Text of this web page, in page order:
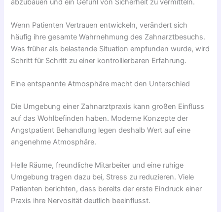
Wenn Patienten Vertrauen entwickeln, verändert sich
häufig ihre gesamte Wahrnehmung des Zahnarztbesuchs.
Was früher als belastende Situation empfunden wurde, wird
Schritt für Schritt zu einer kontrollierbaren Erfahrung.
Eine entspannte Atmosphäre macht den Unterschied
Die Umgebung einer Zahnarztpraxis kann großen Einfluss
auf das Wohlbefinden haben. Moderne Konzepte der
Angstpatient Behandlung legen deshalb Wert auf eine
angenehme Atmosphäre.
Helle Räume, freundliche Mitarbeiter und eine ruhige
Umgebung tragen dazu bei, Stress zu reduzieren. Viele
Patienten berichten, dass bereits der erste Eindruck einer
Praxis ihre Nervosität deutlich beeinflusst.